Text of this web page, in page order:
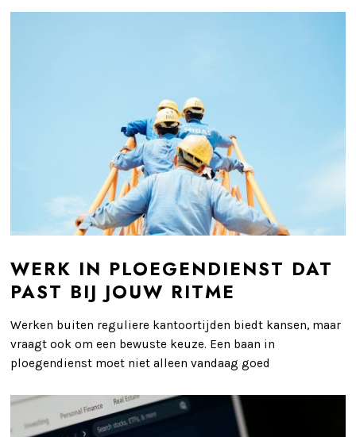
WERK IN PLOEGENDIENST DAT
PAST BIJ JOUW RITME
Werken buiten reguliere kantoortijden biedt kansen, maar
vraagt ook om een bewuste keuze. Een baan in
ploegendienst moet niet alleen vandaag goed